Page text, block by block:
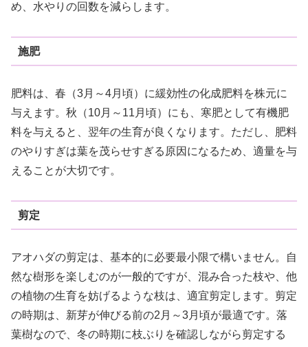
め、水やりの回数を減らします。
施肥
肥料は、春（3月～4月頃）に緩効性の化成肥料を株元に
与えます。秋（10月～11月頃）にも、寒肥として有機肥
料を与えると、翌年の生育が良くなります。ただし、肥料
のやりすぎは葉を茂らせすぎる原因になるため、適量を与
えることが大切です。
剪定
アオハダの剪定は、基本的に必要最小限で構いません。自
然な樹形を楽しむのが一般的ですが、混み合った枝や、他
の植物の生育を妨げるような枝は、適宜剪定します。剪定
の時期は、新芽が伸びる前の2月～3月頃が最適です。落
葉樹なので、冬の時期に枝ぶりを確認しながら剪定する